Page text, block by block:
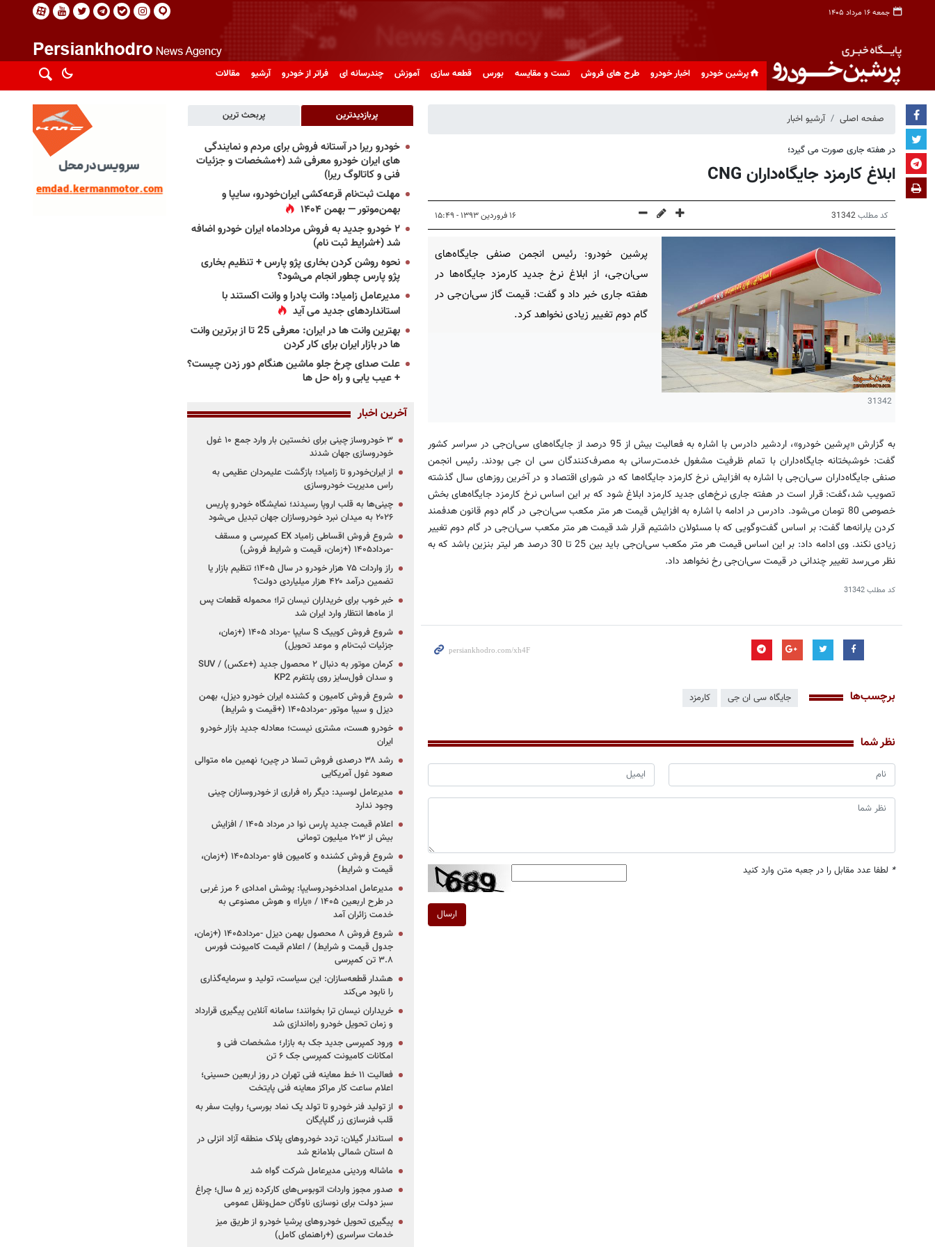
جمعه ۱۶ مرداد ۱۴۰۵
پرشین خودرو اخبار خودرو طرح های فروش تست و مقایسه بورس قطعه سازی آموزش چندرسانه ای فراتر از خودرو آرشیو مقالات
صفحه اصلی آرشیو اخبار
در هفته جاری صورت می گیرد؛
ابلاغ کارمزد جایگاه‌داران CNG
کد مطلب31342 ۱۶ فروردین ۱۳۹۳ - ۱۵:۴۹
31342
پرشین خودرو: رئیس انجمن صنفی جایگاه‌های
سی‌ان‌جی، از ابلاغ نرخ جدید کارمزد جایگاه‌ها در
هفته جاری خبر داد و گفت: قیمت گاز سی‌ان‌جی در
گام دوم تغییر زیادی نخواهد کرد.
به گزارش «پرشین خودرو»، اردشیر دادرس با اشاره به فعالیت بیش از 95 درصد از جایگاه‌های سی‌ان‌جی در سراسر کشور
گفت: خوشبختانه جایگاه‌داران با تمام ظرفیت مشغول خدمت‌رسانی به مصرف‌کنندگان سی ان جی بودند. رئیس انجمن
صنفی جایگاه‌داران سی‌ان‌جی با اشاره به افزایش نرخ کارمزد جایگا‌ه‌ها که در شورای اقتصاد و در آخرین روزهای سال گذشته
تصویب شد،گفت: قرار است در هفته جاری نرخ‌های جدید کارمزد ابلاغ شود که بر این اساس نرخ کارمزد جایگاه‌های بخش
خصوصی 80 تومان می‌شود. دادرس در ادامه با اشاره به افزایش قیمت هر متر مکعب سی‌ان‌جی در گام دوم قانون هدفمند
کردن یارانه‌ها گفت: بر اساس گفت‌وگویی که با مسئولان داشتیم قرار شد قیمت هر متر مکعب سی‌ان‌جی در گام دوم تغییر
زیادی نکند. وی ادامه داد: بر این اساس قیمت هر متر مکعب سی‌ان‌جی باید بین 25 تا 30 درصد هر لیتر بنزین باشد که به
نظر می‌رسد تغییر چندانی در قیمت سی‌ان‌جی رخ نخواهد داد.
کد مطلب31342
برچسب‌ها جایگاه سی ان جی کارمزد
نظر شما
* لطفا عدد مقابل را در جعبه متن وارد کنید
ارسال
پربازدیدترین پربحث ترین
خودرو ریرا در آستانه فروش برای مردم و نمایندگی
های ایران خودرو معرفی شد (+مشخصات و جزئیات
فنی و کاتالوگ ریرا)
مهلت ثبت‌نام قرعه‌کشی ایران‌خودرو، سایپا و
بهمن‌موتور — بهمن ۱۴۰۴
۲ خودرو جدید به فروش مردادماه ایران خودرو اضافه
شد (+شرایط ثبت نام)
نحوه روشن کردن بخاری پژو پارس + تنظیم بخاری
پژو پارس چطور انجام می‌شود؟
مدیرعامل زامیاد: وانت پادرا و وانت اکستند با
استانداردهای جدید می آید
بهترین وانت ها در ایران: معرفی 25 تا از برترین وانت
ها در بازار ایران برای کار کردن
علت صدای چرخ جلو ماشین هنگام دور زدن چیست؟
+ عیب یابی و راه حل ها
آخرین اخبار
۳ خودروساز چینی برای نخستین بار وارد جمع ۱۰ غول
خودروسازی جهان شدند
از ایران‌خودرو تا زامیاد؛ بازگشت علیمردان عظیمی به
راس مدیریت خودروسازی
چینی‌ها به قلب اروپا رسیدند؛ نمایشگاه خودرو پاریس
۲۰۲۶ به میدان نبرد خودروسازان جهان تبدیل می‌شود
شروع فروش اقساطی زامیاد EX کمپرسی و مسقف
-مرداد۱۴۰۵ (+زمان، قیمت و شرایط فروش)
راز واردات ۷۵ هزار خودرو در سال ۱۴۰۵؛ تنظیم بازار یا
تضمین درآمد ۴۲۰ هزار میلیاردی دولت؟
خبر خوب برای خریداران نیسان ترا؛ محموله قطعات پس
از ماه‌ها انتظار وارد ایران شد
شروع فروش کوییک S سایپا -مرداد ۱۴۰۵ (+زمان،
جزئیات ثبت‌نام و موعد تحویل)
کرمان موتور به دنبال ۲ محصول جدید (+عکس) / SUV
و سدان فول‌سایز روی پلتفرم KP2
شروع فروش کامیون و کشنده ایران خودرو دیزل، بهمن
دیزل و سیبا موتور -مرداد۱۴۰۵ (+قیمت و شرایط)
خودرو هست، مشتری نیست؛ معادله جدید بازار خودرو
ایران
رشد ۳۸ درصدی فروش تسلا در چین؛ نهمین ماه متوالی
صعود غول آمریکایی
مدیرعامل لوسید: دیگر راه فراری از خودروسازان چینی
وجود ندارد
اعلام قیمت جدید پارس نوا در مرداد ۱۴۰۵ / افزایش
بیش از ۲۰۳ میلیون تومانی
شروع فروش کشنده و کامیون فاو -مرداد۱۴۰۵ (+زمان،
قیمت و شرایط)
مدیرعامل امدادخودروسایپا: پوشش امدادی ۶ مرز غربی
در طرح اربعین ۱۴۰۵ / «یارا» و هوش مصنوعی به
خدمت زائران آمد
شروع فروش ۸ محصول بهمن دیزل -مرداد۱۴۰۵ (+زمان،
جدول قیمت و شرایط) / اعلام قیمت کامیونت فورس
۳.۸ تن کمپرسی
هشدار قطعه‌سازان: این سیاست، تولید و سرمایه‌گذاری
را نابود می‌کند
خریداران نیسان ترا بخوانند؛ سامانه آنلاین پیگیری قرارداد
و زمان تحویل خودرو راه‌اندازی شد
ورود کمپرسی جدید جک به بازار؛ مشخصات فنی و
امکانات کامیونت کمپرسی جک ۶ تن
فعالیت ۱۱ خط معاینه فنی تهران در روز اربعین حسینی؛
اعلام ساعت کار مراکز معاینه فنی پایتخت
از تولید فنر خودرو تا تولد یک نماد بورسی؛ روایت سفر به
قلب فنرسازی زر گلپایگان
استاندار گیلان: تردد خودروهای پلاک منطقه آزاد انزلی در
۵ استان شمالی بلامانع شد
ماشاله وردینی مدیرعامل شرکت گواه شد
صدور مجوز واردات اتوبوس‌های کارکرده زیر ۵ سال؛ چراغ
سبز دولت برای نوسازی ناوگان حمل‌ونقل عمومی
پیگیری تحویل خودروهای پرشیا خودرو از طریق میز
خدمات سراسری (+راهنمای کامل)